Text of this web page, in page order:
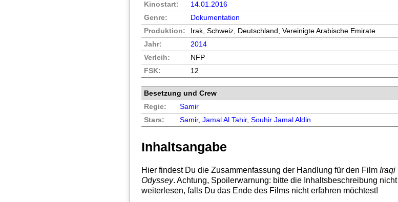
Kinostart:
14.01.2016
Genre:
Dokumentation
Produktion:
Irak, Schweiz, Deutschland, Vereinigte Arabische Emirate
Jahr:
2014
Verleih:
NFP
FSK:
12
Besetzung und Crew
Regie:
Samir
Stars:
Samir,Jamal Al Tahir,Souhir Jamal Aldin
Inhaltsangabe
Hier findest Du die Zusammenfassung der Handlung für den FilmIraqi
Odyssey. Achtung, Spoilerwarnung: bitte die Inhaltsbeschreibung nicht
weiterlesen, falls Du das Ende des Films nicht erfahren möchtest!